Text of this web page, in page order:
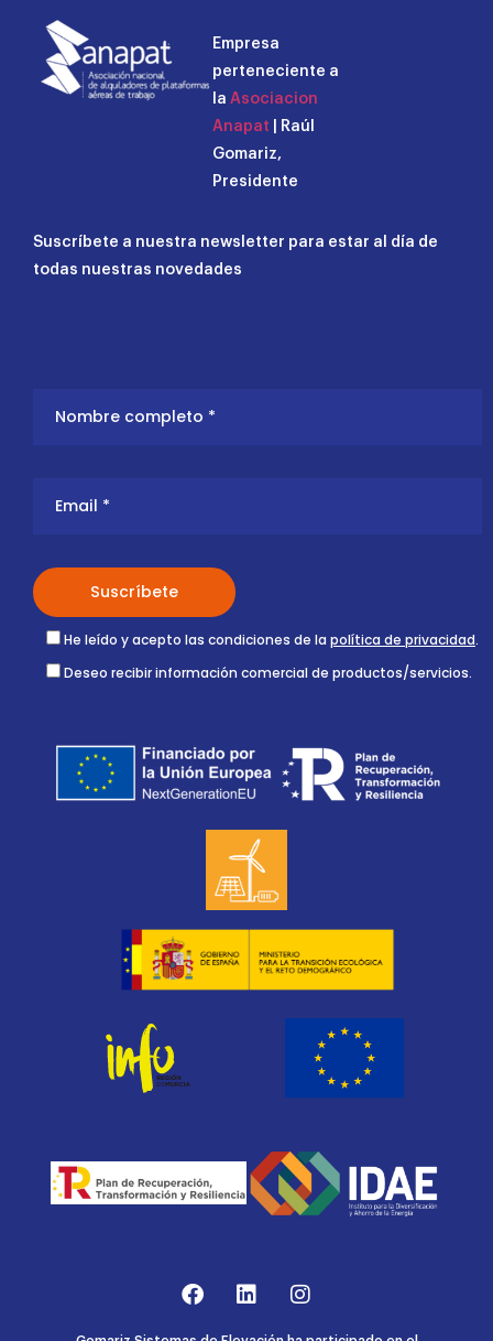
Empresa
perteneciente a
la Asociacion
Anapat | Raúl
Gomariz,
Presidente
Suscríbete a nuestra newsletter para estar al día de
todas nuestras novedades
He leído y acepto las condiciones de la política de privacidad.
Deseo recibir información comercial de productos/servicios.